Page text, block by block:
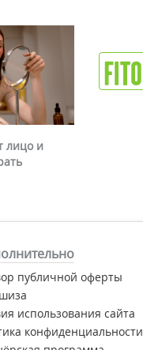
лицо и
публичной оферты
использования сайта
конфиденциальности